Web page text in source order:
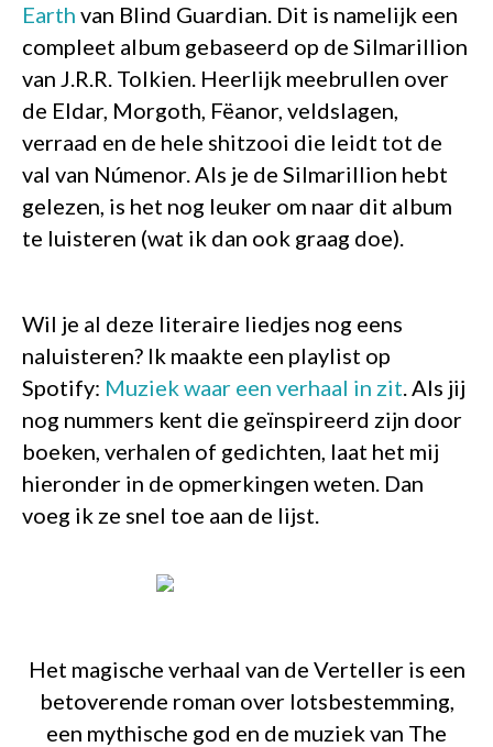
Earth van Blind Guardian. Dit is namelijk een
compleet album gebaseerd op de Silmarillion
van J.R.R. Tolkien. Heerlijk meebrullen over
de Eldar, Morgoth, Fëanor, veldslagen,
verraad en de hele shitzooi die leidt tot de
val van Númenor. Als je de Silmarillion hebt
gelezen, is het nog leuker om naar dit album
te luisteren (wat ik dan ook graag doe).
Wil je al deze literaire liedjes nog eens
naluisteren? Ik maakte een playlist op
Spotify: Muziek waar een verhaal in zit. Als jij
nog nummers kent die geïnspireerd zijn door
boeken, verhalen of gedichten, laat het mij
hieronder in de opmerkingen weten. Dan
voeg ik ze snel toe aan de lijst.
Het magische verhaal van de Verteller is een
betoverende roman over lotsbestemming,
een mythische god en de muziek van The